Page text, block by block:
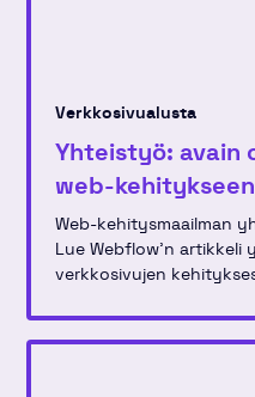
Verkkosivualusta
Yhteistyö: avain
web-kehitykseen
Web-kehitysmaailman
Lue Webflow'n artikkeli
verkkosivujen